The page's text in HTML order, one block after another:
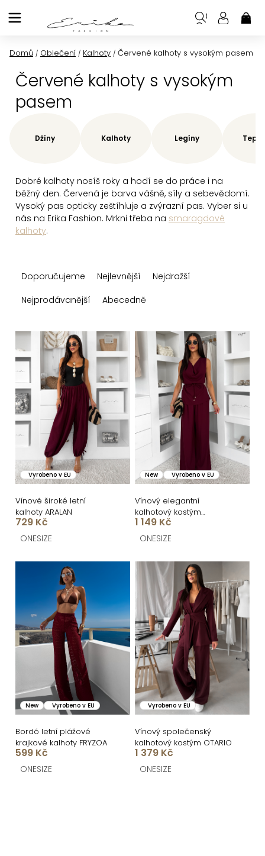
na
Domů / Oblečení / Kalhoty / Červené kalhoty s vysokým pasem
Červené kalhoty s vysokým
pasem
Dobré kalhoty nosíš roky a hodí se do práce i na
běžný den. Červená je barva vášně, síly a sebevědomí.
Vysoký pas opticky zeštíhluje a zvýrazní pas. Vyber si u
nás na Erika Fashion. Mrkni třeba na smaragdové
kalhoty.
Džíny Kalhoty Legíny
a
n
í
p
r
o
d
k
t
ů
Doporučujeme Nejlevnější
Nejdražší
Nejprodávanější
Abecedně
V
ý
p
i
s
p
o
d
u
k
ů
Vyrobeno v EU
Vínové široké letní
kalhoty ARALAN
729 Kč
ONESIZE
New Vyrobeno v EU
Vínový elegantní
kalhotový kostým
STRENEA
1 149 Kč
ONESIZE
New Vyrobeno v EU
Bordó letní plážové
krajkové kalhoty FRYZOA
599 Kč
ONESIZE
Vyrobeno v EU
Vínový společenský
kalhotový kostým OTARIO
1 379 Kč
ONESIZE